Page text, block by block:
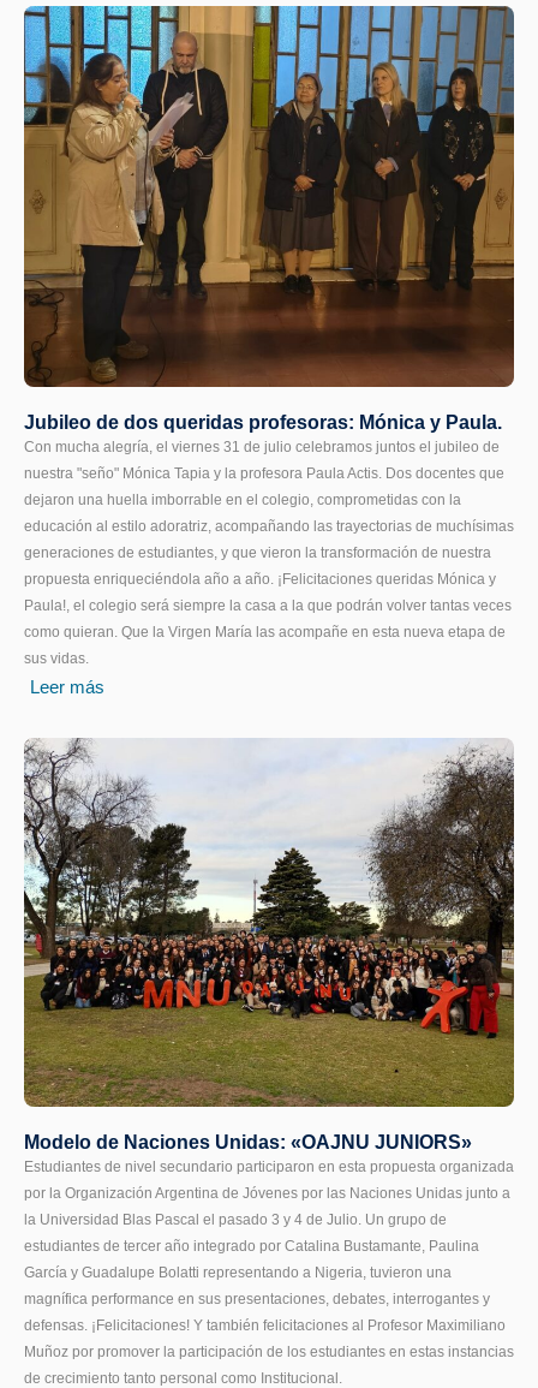
Jubileo de dos queridas profesoras: Mónica y Paula.
Con mucha alegría, el viernes 31 de julio celebramos juntos el jubileo de
nuestra "seño" Mónica Tapia y la profesora Paula Actis. Dos docentes que
dejaron una huella imborrable en el colegio, comprometidas con la
educación al estilo adoratriz, acompañando las trayectorias de muchísimas
generaciones de estudiantes, y que vieron la transformación de nuestra
propuesta enriqueciéndola año a año. ¡Felicitaciones queridas Mónica y
Paula!, el colegio será siempre la casa a la que podrán volver tantas veces
como quieran. Que la Virgen María las acompañe en esta nueva etapa de
sus vidas.
Leer más
Modelo de Naciones Unidas: «OAJNU JUNIORS»
Estudiantes de nivel secundario participaron en esta propuesta organizada
por la Organización Argentina de Jóvenes por las Naciones Unidas junto a
la Universidad Blas Pascal el pasado 3 y 4 de Julio. Un grupo de
estudiantes de tercer año integrado por Catalina Bustamante, Paulina
García y Guadalupe Bolatti representando a Nigeria, tuvieron una
magnífica performance en sus presentaciones, debates, interrogantes y
defensas. ¡Felicitaciones! Y también felicitaciones al Profesor Maximiliano
Muñoz por promover la participación de los estudiantes en estas instancias
de crecimiento tanto personal como Institucional.